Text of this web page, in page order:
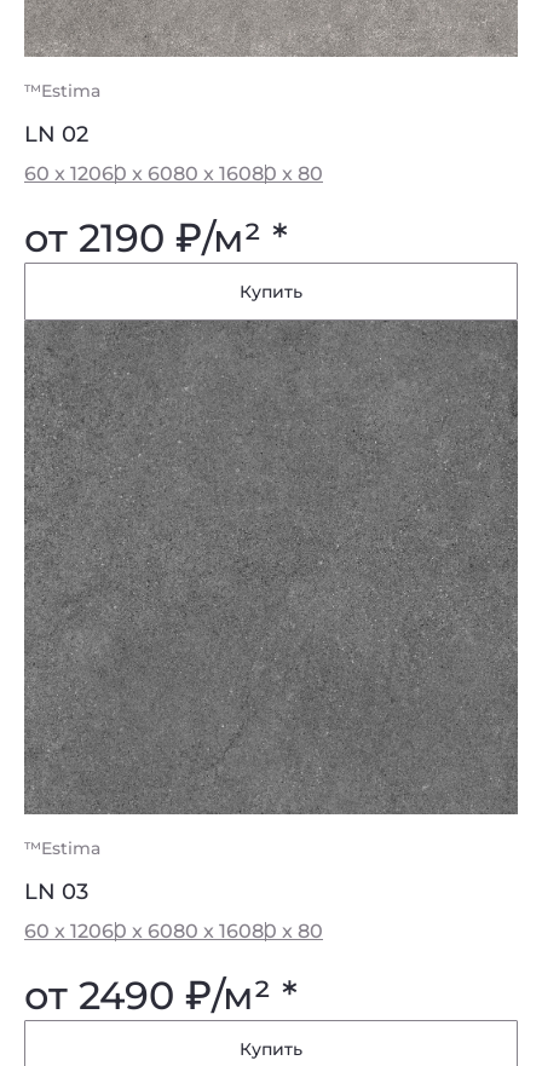
™Estima
LN 02
60 x 12060 x 6080 x 16080 x 80
от 2190 ₽/м² *
Купить
™Estima
LN 03
60 x 12060 x 6080 x 16080 x 80
от 2490 ₽/м² *
Купить